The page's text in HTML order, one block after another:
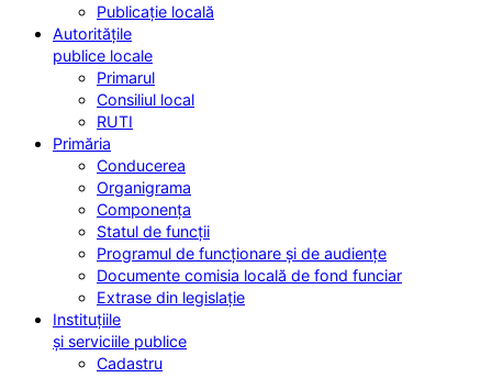
Publicație locală
Autoritățile
publice locale
Primarul
Consiliul local
RUTI
Primăria
Conducerea
Organigrama
Componența
Statul de funcții
Programul de funcționare și de audiențe
Documente comisia locală de fond funciar
Extrase din legislație
Instituțiile
și serviciile publice
Cadastru